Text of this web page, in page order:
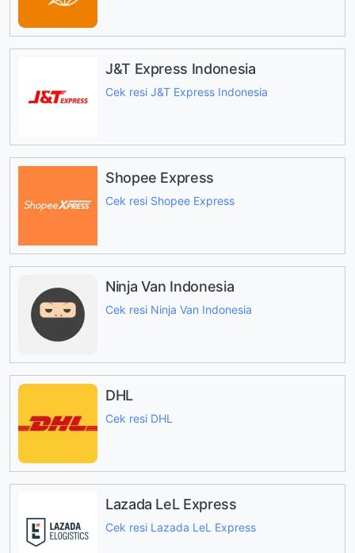
J&T Express Indonesia
Cek resi J&T Express Indonesia
Shopee Express
Cek resi Shopee Express
Ninja Van Indonesia
Cek resi Ninja Van Indonesia
DHL
Cek resi DHL
Lazada LeL Express
Cek resi Lazada LeL Express